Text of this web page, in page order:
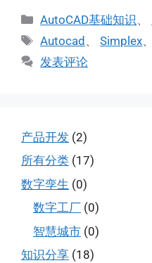
分
类
AutoCAD基础知识 、
标
签
Autocad、Simplex
发表评论
产品开发 (2)
所有分类 (17)
数字孪生 (0)
数字工厂 (0)
智慧城市 (0)
知识分享 (18)